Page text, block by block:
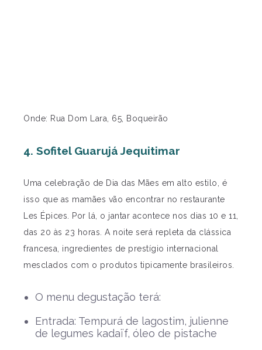
Onde: Rua Dom Lara, 65, Boqueirão
4. Sofitel Guarujá Jequitimar
Uma celebração de Dia das Mães em alto estilo, é
isso que as mamães vão encontrar no restaurante
Les Épices. Por lá, o jantar acontece nos dias 10 e 11,
das 20 às 23 horas. A noite será repleta da clássica
francesa, ingredientes de prestígio internacional
mesclados com o produtos tipicamente brasileiros.
O menu degustação terá:
Entrada: Tempurá de lagostim, julienne
de legumes kadaïf, óleo de pistache